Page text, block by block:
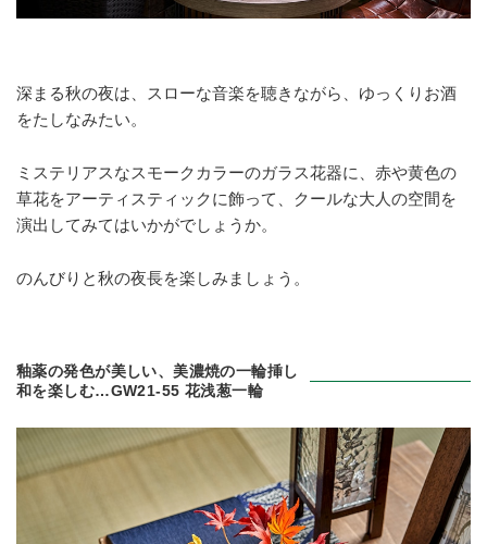
深まる秋の夜は、スローな音楽を聴きながら、ゆっくりお酒
をたしなみたい。
ミステリアスなスモークカラーのガラス花器に、赤や黄色の
草花をアーティスティックに飾って、クールな大人の空間を
演出してみてはいかがでしょうか。
のんびりと秋の夜長を楽しみましょう。
釉薬の発色が美しい、美濃焼の一輪挿し
和を楽しむ…GW21-55 花浅葱一輪